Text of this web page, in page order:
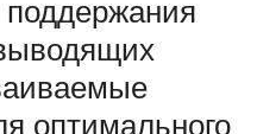
оптимального